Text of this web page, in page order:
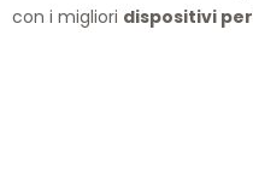
con i migliori dispositivi